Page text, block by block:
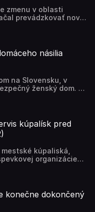
zmenu v oblasti
prevádzkovať nový
vo verejnej súťaži
ako bola
násilia
na Slovensku, v
ženský dom. A
mestá. Práve
kapacity rozšíriť.
kúpalísk pred
kúpaliská,
organizácie
zariadení spravuje
kúpalisko Areál
pred
Jedinákovej
Správy
konečne dokončený